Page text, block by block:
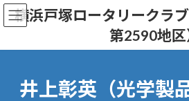
コ
ン
ン
ナ
ビ
ー
横浜戸塚ロータリークラ
第2590地区
井上彰英（光学製